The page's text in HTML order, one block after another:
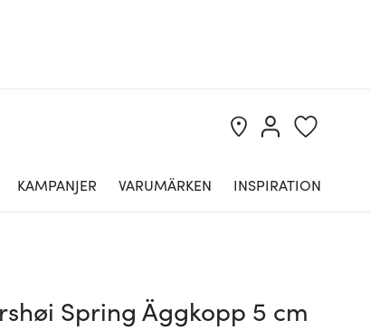
KAMPANJER VARUMÄRKEN INSPIRATION
Spring Äggkopp 5 cm